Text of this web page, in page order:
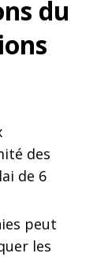
du
des
de 6
peut
les